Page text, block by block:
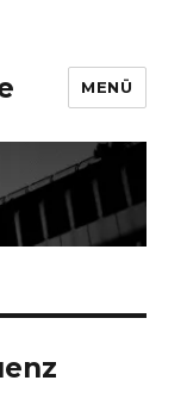
MENÜ